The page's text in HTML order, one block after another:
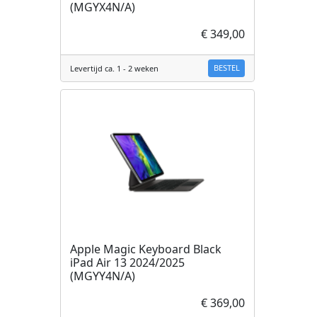
(MGYX4N/A)
€ 349,00
Levertijd ca. 1 - 2 weken BESTEL
Apple Magic Keyboard Black
iPad Air 13 2024/2025
(MGYY4N/A)
€ 369,00